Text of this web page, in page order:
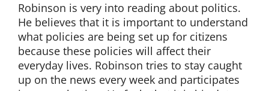
Robinson is very into reading about politics.
He believes that it is important to understand
what policies are being set up for citizens
because these policies will affect their
everyday lives. Robinson tries to stay caught
up on the news every week and participates